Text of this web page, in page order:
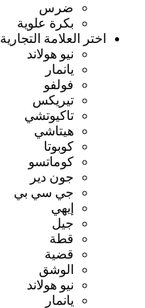
ضرس
بكرة علوية
اختر العلامة التجارية
نيو هولاند
يانمار
فولفو
تيريكس
تاكيوتشي
هيتاشي
كوبوتا
كوماتسو
جون دير
جي سي بي
إيهي
جيل
قطة
قضية
الوشق
نيو هولاند
يانمار